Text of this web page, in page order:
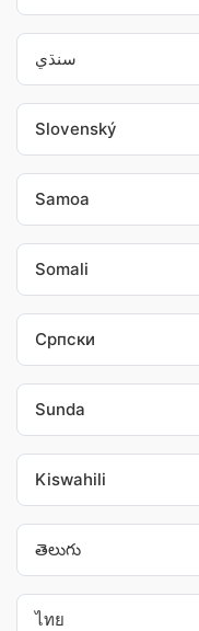
سنڌي
Slovenský
Samoa
Somali
Српски
Sunda
Kiswahili
తెలుగు
ไทย